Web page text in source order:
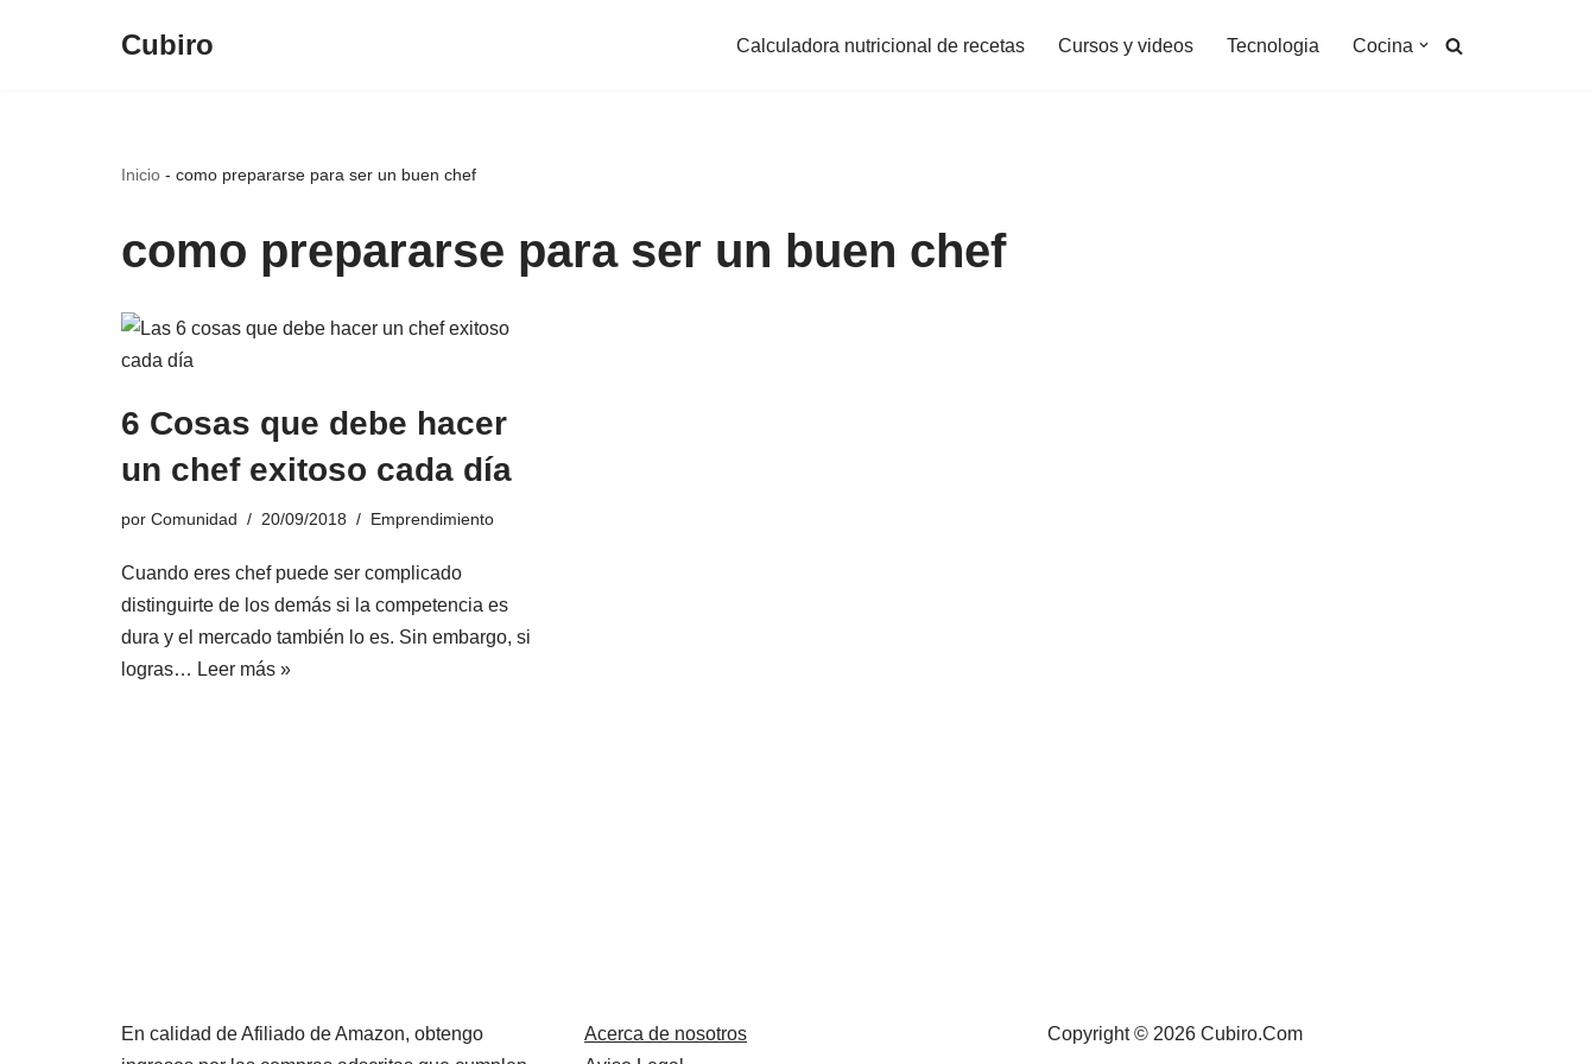
Cubiro Calculadora nutricional de recetas Cursos y videos Tecnologia Cocina
Inicio - como prepararse para ser un buen chef
como prepararse para ser un buen chef
6 Cosas que debe hacer
un chef exitoso cada día
por Comunidad 20/09/2018 Emprendimiento
Cuando eres chef puede ser complicado
distinguirte de los demás si la competencia es
dura y el mercado también lo es. Sin embargo, si
logras… Leer más »
En calidad de Afiliado de Amazon, obtengo
Acerca de nosotros
Copyright © 2026 Cubiro.Com